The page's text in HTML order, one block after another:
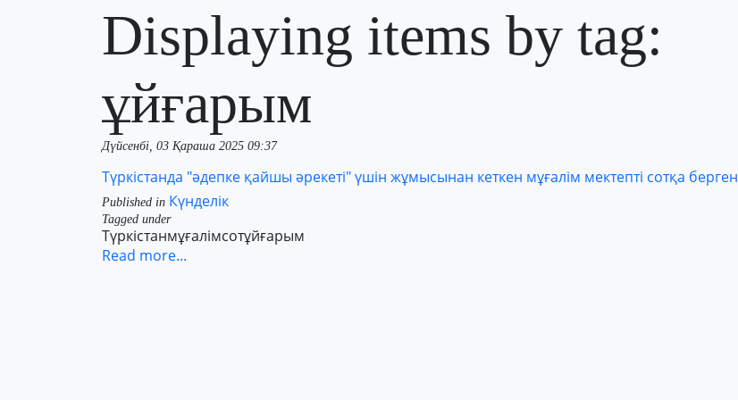
Displaying items by tag:
ұйғарым
Дүйсенбі, 03 Қараша 2025 09:37
Түркістанда "әдепке қайшы әрекеті" үшін жұмысынан кеткен мұғалім мектепті сотқа берген
Published in Күнделік
Tagged under
Түркістанмұғалімсотұйғарым
Read more...